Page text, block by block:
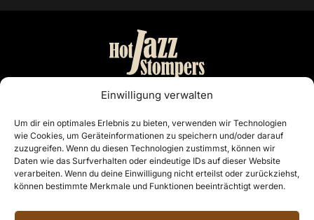
Einwilligung verwalten
Um dir ein optimales Erlebnis zu bieten, verwenden wir Technologien
wie Cookies, um Geräteinformationen zu speichern und/oder darauf
zuzugreifen. Wenn du diesen Technologien zustimmst, können wir
Daten wie das Surfverhalten oder eindeutige IDs auf dieser Website
verarbeiten. Wenn du deine Einwilligung nicht erteilst oder zurückziehst,
können bestimmte Merkmale und Funktionen beeinträchtigt werden.
Cloppenburg
Telefon: 04441 7468
E-Mail:info@hotjazzstompers.de